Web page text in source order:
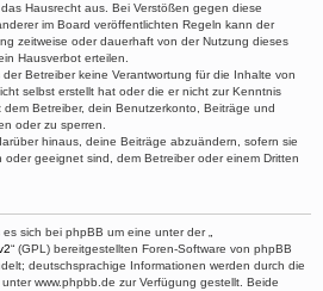
Hausrecht aus. Bei Verstößen gegen diese
im Board veröffentlichten Regeln kann der
zeitweise oder dauerhaft von der Nutzung dieses
Hausverbot erteilen.
Betreiber keine Verantwortung für die Inhalte von
selbst erstellt hat oder die er nicht zur Kenntnis
Betreiber, dein Benutzerkonto, Beiträge und
oder zu sperren.
hinaus, deine Beiträge abzuändern, sofern sie
geeignet sind, dem Betreiber oder einem Dritten
sich bei phpBB um eine unter der „
“ (GPL) bereitgestellten Foren-Software von phpBB
deutschsprachige Informationen werden durch die
www.phpbb.de zur Verfügung gestellt. Beide